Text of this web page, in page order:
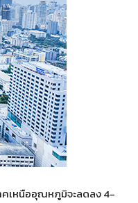
คเหนืออุณหภูมิจะลดลง 4-